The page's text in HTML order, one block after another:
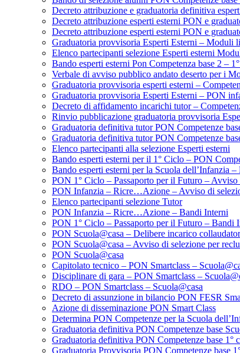
Decreto attribuzione e graduatoria definitiva
Decreto attribuzione esperti esterni PON e
Decreto attribuzione esperti esterni PON e
Graduatoria provvisoria Esperti Esterni – Moduli
Elenco partecipanti selezione Esperti esterni
Bando esperti esterni Pon Competenza base 2 –
Verbale di avviso pubblico andato deserto per i
Graduatoria provvisoria esperti esterni –
Graduatoria provvisoria Esperti Esterni – PON
Decreto di affidamento incarichi tutor –
Rinvio pubblicazione graduatoria provvisoria
Graduatoria definitiva tutor PON Competenze
Graduatoria definitiva tutor PON Competenze
Elenco partecipanti alla selezione Esperti esterni
Bando esperti esterni per il 1° Ciclo – PON
Bando esperti esterni per la Scuola dell’Infanzia
PON 1° Ciclo – Passaporto per il Futuro –
PON Infanzia – Ricre…Azione – Avviso di
Elenco partecipanti selezione Tutor
PON Infanzia – Ricre…Azione – Bandi Interni
PON 1° Ciclo – Passaporto per il Futuro – Bandi
PON Scuola@casa – Delibere incarico
PON Scuola@casa – Avviso di selezione per
PON Scuola@casa
Capitolato tecnico – PON Smartclass –
Disciplinare di gara – PON Smartclass –
RDO – PON Smartclass – Scuola@casa
Decreto di assunzione in bilancio PON FESR
Azione di disseminazione PON Smart Class
Determina PON Competenze per la Scuola
Graduatoria definitiva PON Competenze base
Graduatoria definitiva PON Competenze base 1°
Graduatoria Provvisoria PON Competenze base